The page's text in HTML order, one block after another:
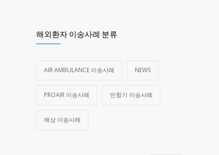
해외환자 이송사례 분류
AIR AMBULANCE 이송사례 NEWS
PROAIR 이송사례 민항기 이송사례
해상 이송사례